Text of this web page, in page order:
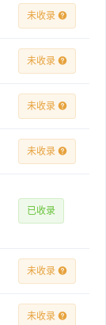
未收录
未收录
未收录
未收录
已收录
未收录
未收录